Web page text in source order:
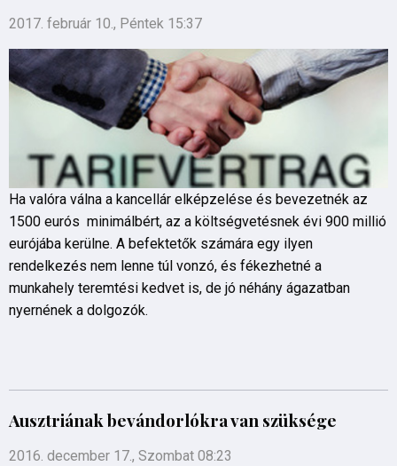
2017. február 10., Péntek 15:37
Ha valóra válna a kancellár elképzelése és bevezetnék az
1500 eurós minimálbért, az a költségvetésnek évi 900 millió
eurójába kerülne. A befektetők számára egy ilyen
rendelkezés nem lenne túl vonzó, és fékezhetné a
munkahely teremtési kedvet is, de jó néhány ágazatban
nyernének a dolgozók.
Ausztriának bevándorlókra van szüksége
2016. december 17., Szombat 08:23